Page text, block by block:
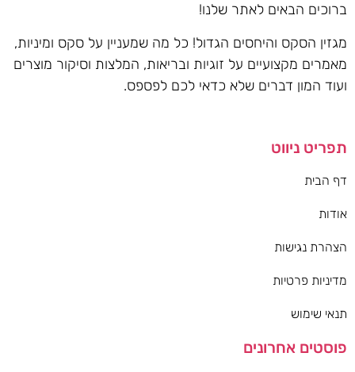
ברוכים הבאים לאתר שלנו!
מגזין הסקס והיחסים הגדול! כל מה שמעניין על סקס ומיניות,
מאמרים מקצועיים על זוגיות ובריאות, המלצות וסיקור מוצרים
ועוד המון דברים שלא כדאי לכם לפספס.
תפריט ניווט
דף הבית
אודות
הצהרת נגישות
מדיניות פרטיות
תנאי שימוש
פוסטים אחרונים